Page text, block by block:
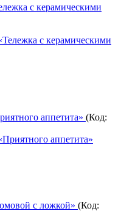
с керамическими
аппетита» (Код:
с ложкой» (Код: